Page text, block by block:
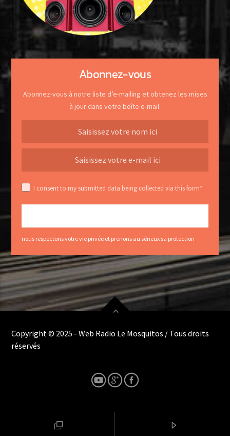
Abonnez-vous
Abonnez-vous à notre liste d’e-mailing et obtenez les mises
à jour dans votre boîte e-mail.
I consent to my submitted data being collected via this form*
nous respectons votre vie privée et prenons au sérieux sa protection
Copyright © 2025 - Web Radio Le Mosquitos / Tous droits
réservés